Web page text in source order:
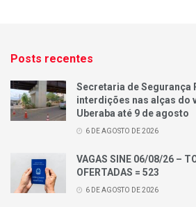
Posts recentes
Secretaria de Segurança
interdições nas alças do
Uberaba até 9 de agosto
6 DE AGOSTO DE 2026
VAGAS SINE 06/08/26 –
OFERTADAS = 523
6 DE AGOSTO DE 2026